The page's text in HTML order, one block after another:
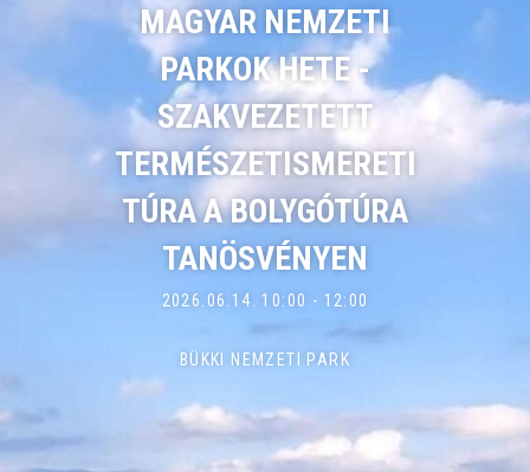
MAGYAR NEMZETI
PARKOK HETE -
SZAKVEZETETT
TERMÉSZETISMERETI
TÚRA A BOLYGÓTÚRA
TANÖSVÉNYEN
2026.06.14. 10:00 - 12:00
BÜKKI NEMZETI PARK